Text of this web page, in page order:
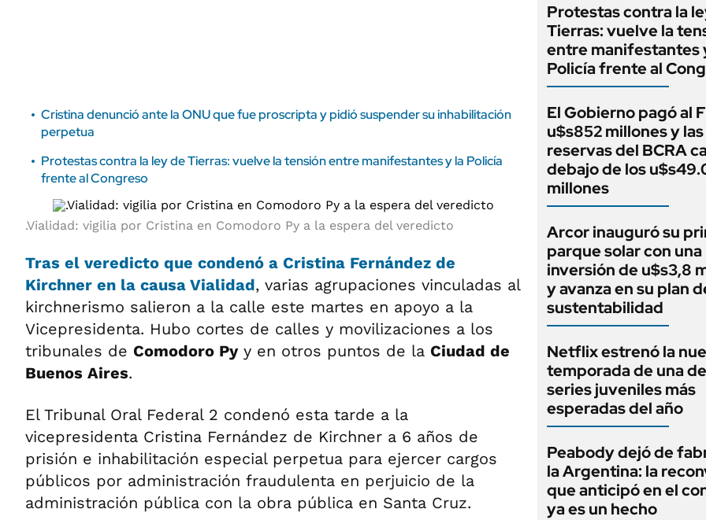
Cristina denunció ante la ONU que fue proscripta y pidió suspender su inhabilitación
perpetua
Protestas contra la ley de Tierras: vuelve la tensión entre manifestantes y la Policía
frente al Congreso
.Vialidad: vigilia por Cristina en Comodoro Py a la espera del veredicto
Tras el veredicto que condenó a Cristina Fernández de
Kirchner en la causa Vialidad, varias agrupaciones vinculadas al
kirchnerismo salieron a la calle este martes en apoyo a la
Vicepresidenta. Hubo cortes de calles y movilizaciones a los
tribunales de Comodoro Pyy en otros puntos de la Ciudad de
Buenos Aires.
El Tribunal Oral Federal 2 condenó esta tarde a la
vicepresidenta Cristina Fernández de Kirchner a 6 años de
prisión e inhabilitación especial perpetua para ejercer cargos
públicos por administración fraudulenta en perjuicio de la
administración pública con la obra pública en Santa Cruz.
Protestas contra la
Tierras: vuelve la
entre manifestantes
Policía frente al
El Gobierno pagó al
u$s852 millones y las
reservas del BCRA
debajo de los
millones
Arcor inauguró su
parque solar con una
inversión de u$s3,8
y avanza en su plan
sustentabilidad
Netflix estrenó la
temporada de una
series juveniles más
esperadas del año
Peabody dejó de
la Argentina: la
que anticipó en el
ya es un hecho